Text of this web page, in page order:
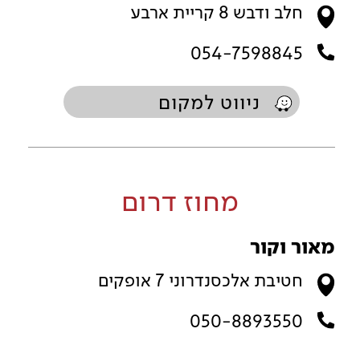
חלב ודבש 8 קריית ארבע
054-7598845
ניווט למקום
מחוז דרום
מאור וקור
חטיבת אלכסנדרוני 7 אופקים
050-8893550